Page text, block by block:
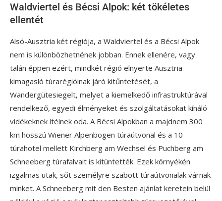
Waldviertel és Bécsi Alpok: két tökéletes
ellentét
Alsó-Ausztria két régiója, a Waldviertel és a Bécsi Alpok
nem is különbözhetnének jobban. Ennek ellenére, vagy
talán éppen ezért, mindkét régió elnyerte Ausztria
kimagasló túrarégióinak járó kitűntetését, a
Wandergütesiegelt, melyet a kiemelkedő infrastruktúrával
rendelkező, egyedi élményeket és szolgáltatásokat kínáló
vidékeknek ítélnek oda. A Bécsi Alpokban a majdnem 300
km hosszú Wiener Alpenbogen túraútvonal és a 10
túrahotel mellett Kirchberg am Wechsel és Puchberg am
Schneeberg túrafalvait is kitüntették. Ezek környékén
izgalmas utak, sőt személyre szabott túraútvonalak várnak
minket. A Schneeberg mit den Besten ajánlat keretein belül